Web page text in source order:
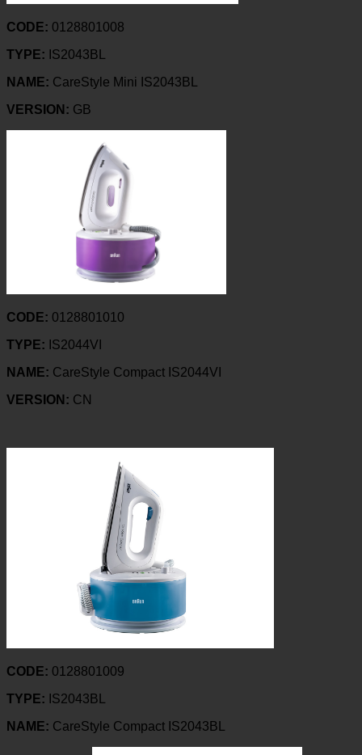
CODE: 0128801008
TYPE: IS2043BL
NAME: CareStyle Mini IS2043BL
VERSION: GB
CODE: 0128801010
TYPE: IS2044VI
NAME: CareStyle Compact IS2044VI
VERSION: CN
CODE: 0128801009
TYPE: IS2043BL
NAME: CareStyle Compact IS2043BL